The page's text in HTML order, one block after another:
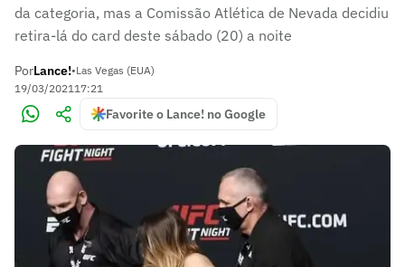
da categoria, mas a Comissão Atlética de Nevada decidiu
retira-lá do card deste sábado (20) a noite
PorLance!•Las Vegas (EUA)
19/03/202117:21
Favorite o Lance! no Google